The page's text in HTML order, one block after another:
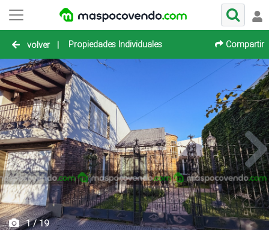
volver | Propiedades Individuales Compartir
1 / 19